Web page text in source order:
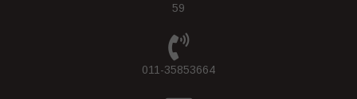
59
011-35853664